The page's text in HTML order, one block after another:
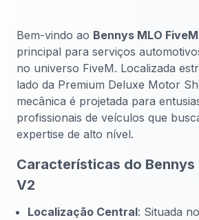
Bem-vindo ao Bennys MLO
principal para serviços
no universo FiveM. Localizada
lado da Premium Deluxe Motor
mecânica é projetada para
profissionais de veículos que
expertise de alto nível.
Características do Bennys
V2
Localização Central: Situada